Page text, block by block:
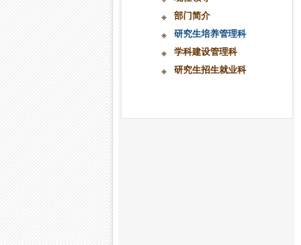
部门简介
研究生培养管理科
学科建设管理科
研究生招生就业科